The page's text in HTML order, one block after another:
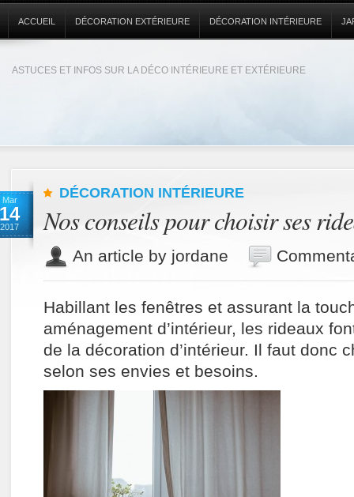
ASTUCES ET INFOS SUR LA DÉCO INTÉRIEURE ET EXTÉRIEURE
ACCUEIL DÉCORATION EXTÉRIEURE DÉCORATION INTÉRIEURE
Mar
14
2017
DÉCORATION INTÉRIEURE
Nos conseils pour choisir ses
An article by jordane
Habillant les fenêtres et assurant la
aménagement d’intérieur, les rideaux
de la décoration d’intérieur. Il faut donc
selon ses envies et besoins.